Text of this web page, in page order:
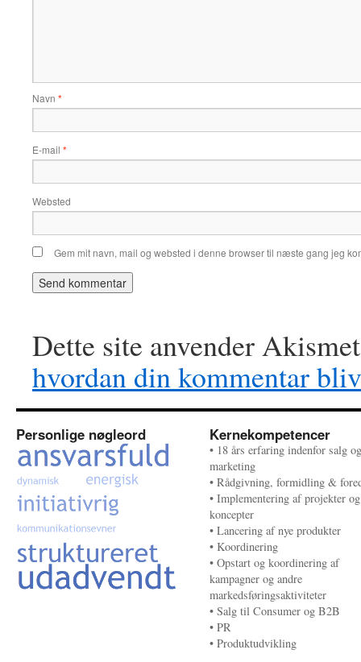
Navn *
E-mail *
Websted
Gem mit navn, mail og websted i denne browser til næste gang jeg
Dette site anvender
hvordan din kommentar
Personlige nøgleord Kernekompetencer
• 18 års erfaring indenfor salg og
marketing
• Rådgivning, formidling &
• Implementering af projekter og
koncepter
• Lancering af nye produkter
• Koordinering
• Opstart og koordinering af
kampagner og andre
markedsføringsaktiviteter
• Salg til Consumer og B2B
• PR
• Produktudvikling